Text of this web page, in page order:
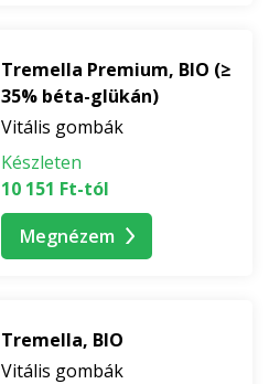
Tremella Premium, BIO (≥
35% béta-glükán)
Vitális gombák
Készleten
10 151 Ft-tól
Megnézem
Tremella, BIO
Vitális gombák